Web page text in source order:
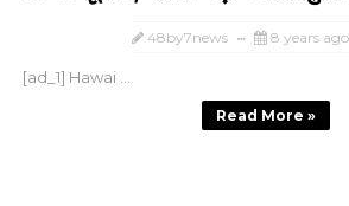
48by7news 8 years ago
[ad_1] Hawai ...
Read More »